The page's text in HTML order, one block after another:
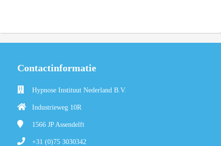
Contactinformatie
Hypnose Instituut Nederland B.V.
Industrieweg 10R
1566 JP Assendelft
+31 (0)75 3030342